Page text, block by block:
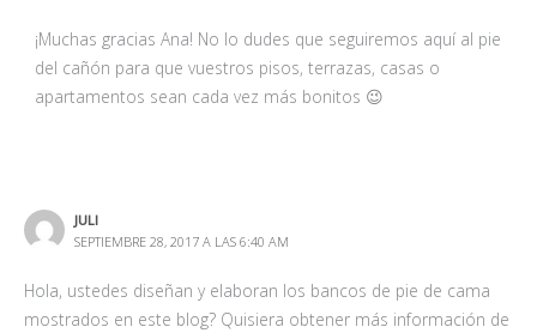
¡Muchas gracias Ana! No lo dudes que seguiremos aquí al pie
del cañón para que vuestros pisos, terrazas, casas o
apartamentos sean cada vez más bonitos 😉
JULI
SEPTIEMBRE 28, 2017 A LAS 6:40 AM
Hola, ustedes diseñan y elaboran los bancos de pie de cama
mostrados en este blog? Quisiera obtener más información de